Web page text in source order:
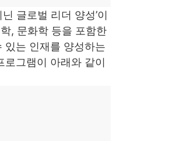
글로벌 리더 양성’이
, 문화학 등을 포함한
있는 인재를 양성하는
그램이 아래와 같이